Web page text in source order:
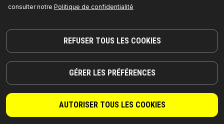
consulter notre Politique de confidentialité
REFUSER TOUS LES COOKIES
GÉRER LES PRÉFÉRENCES
AUTORISER TOUS LES COOKIES
Type de filtre:Filtre à charbon actif, Filtre à
particules,Longueur [mm]:
Disponible en stock:
TARIF REVENDEUR
424I0207
RIDEX Filtre d'habitacle
Type de filtre:Filtre à charbon actif, Filtre à